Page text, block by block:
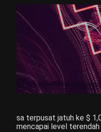
sa terpusat jatuh ke $
mencapai level terendah